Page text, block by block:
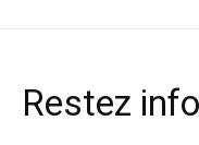
Restez